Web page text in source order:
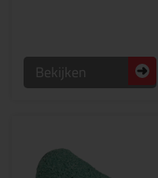
Bekijken